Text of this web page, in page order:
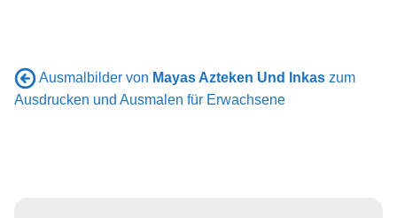
Ausmalbilder von Mayas Azteken Und Inkas zum
Ausdrucken und Ausmalen für Erwachsene